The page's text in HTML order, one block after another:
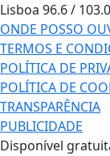
Lisboa 96.6 / 103.0
ONDE POSSO
TERMOS E
POLÍTICA DE
POLÍTICA DE
TRANSPARÊNCIA
PUBLICIDADE
Disponível